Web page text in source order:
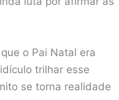
o Pai Natal era
trilhar esse
se torna realidade